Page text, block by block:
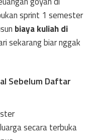
sprint 1 semester
biaya kuliah di
sekarang biar nggak
Sebelum Daftar
secara terbuka